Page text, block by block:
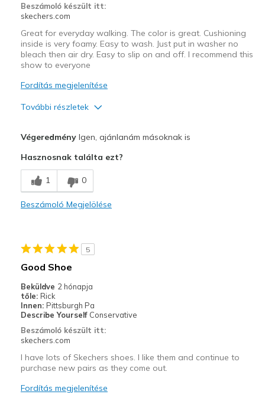
Beszámoló készült itt:
skechers.com
Great for everyday walking. The color is great. Cushioning
inside is very foamy. Easy to wash. Just put in washer no
bleach then air dry. Easy to slip on and off. I recommend this
show to everyone
Fordítás megjelenítése
További részletek
Breathe Well
Durable
Casual Wear
Width
Sizing
Feels true to size
View On Shoes
I'm Into Shoes
VégeredményIgen, ajánlanám másoknak is
Hasznosnak találta ezt?
1 0
Beszámoló Megjelölése
5
Good Shoe
Beküldve 2 hónapja
tőle: Rick
Innen: Pittsburgh Pa
Describe Yourself Conservative
Beszámoló készült itt:
skechers.com
I have lots of Skechers shoes. I like them and continue to
purchase new pairs as they come out.
Fordítás megjelenítése